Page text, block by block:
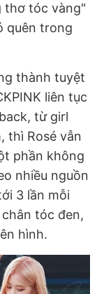
thơ tóc vàng"
quên trong
thành tuyệt
liên tục
từ girl
thì Rosé vẫn
phần không
nhiều nguồn
3 lần mỗi
tóc đen,
hình.